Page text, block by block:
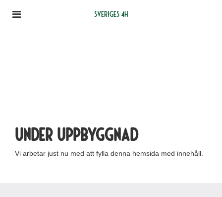
Sveriges 4H
Under uppbyggnad
Vi arbetar just nu med att fylla denna hemsida med innehåll.